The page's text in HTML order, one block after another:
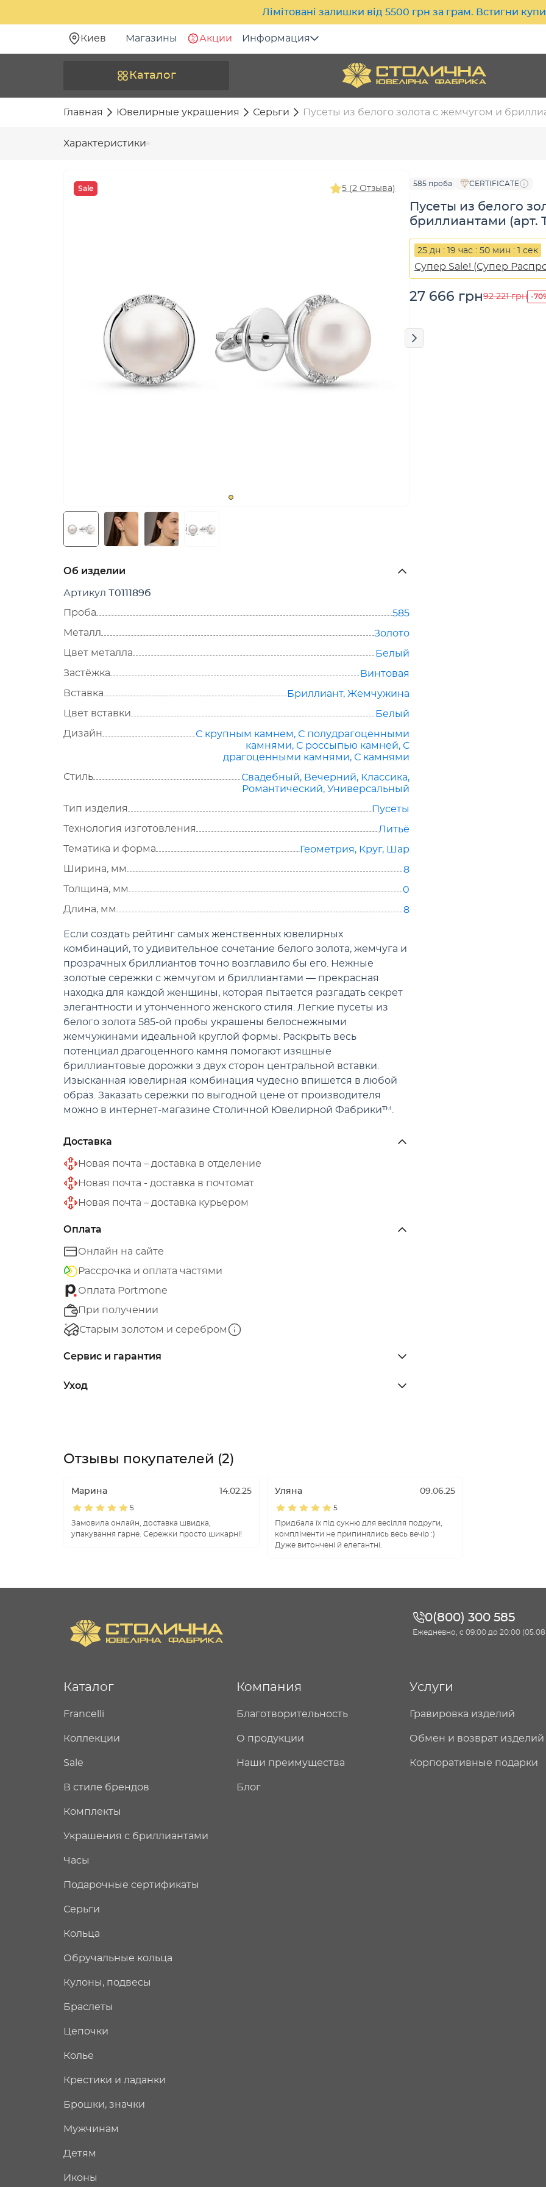
Лімітовані залишки від 5500 грн за грам. Встигни
Киев Магазины Акции Информация
Каталог
Главная Ювелирные украшения Серьги Пусеты из белого золота с жемчугом и
Характеристики
Sale 5 (2 Отзыва)
Об изделии
Артикул Т011189б
Проба
585
Металл
Золото
Цвет металла
Белый
Застёжка
Винтовая
Вставка
Бриллиант, Жемчужина
Цвет вставки
Белый
Дизайн
С крупным камнем, С полудрагоценными
камнями, С россыпью камней, С
драгоценными камнями, С камнями
Стиль
Свадебный, Вечерний, Классика,
Романтический, Универсальный
Тип изделия
Пусеты
Технология изготовления
Литьё
Тематика и форма
Геометрия, Круг,
Шар
Ширина, мм
8
Толщина, мм
0
Длина, мм
8
Если создать рейтинг самых женственных ювелирных
комбинаций, то удивительное сочетание белого золота, жемчуга и
прозрачных бриллиантов точно возглавило бы его. Нежные
золотые сережки с жемчугом и бриллиантами — прекрасная
находка для каждой женщины, которая пытается разгадать секрет
элегантности и утонченного женского стиля. Легкие пусеты из
белого золота 585-ой пробы украшены белоснежными
жемчужинами идеальной круглой формы. Раскрыть весь
потенциал драгоценного камня помогают изящные
бриллиантовые дорожки з двух сторон центральной вставки.
Изысканная ювелирная комбинация чудесно впишется в любой
образ. Заказать сережки по выгодной цене от производителя
можно в интернет-магазине Столичной Ювелирной Фабрики™.
Доставка
Новая почта – доставка в отделение
Новая почта - доставка в почтомат
Новая почта – доставка курьером
Оплата
Онлайн на сайте
Рассрочка и оплата частями
Оплата Portmone
При получении
Старым золотом и серебром
Сервис и гарантия
Уход
585 проба CERTIFICATE
Пусеты из белого
бриллиантами (арт.
25 дн : 19 час : 50 мин : 0 сек
Супер Sale! (Супер
27 666 грн92 221 грн -
Отзывы покупателей (2)
Марина 14.02.25
5
Замовила онлайн, доставка швидка,
упакування гарне. Сережки просто шикарні!
Уляна 09.06.25
5
Придбала їх під сукню для весілля подруги,
компліменти не припинялись весь вечір :)
Дуже витончені й елегантні.
0(800) 300 585
Ежедневно, с 09:00 до 20:00 (05.08
Каталог
Francelli
Коллекции
Sale
В стиле брендов
Комплекты
Украшения с бриллиантами
Часы
Подарочные сертификаты
Серьги
Кольца
Обручальные кольца
Кулоны, подвесы
Браслеты
Цепочки
Колье
Крестики и ладанки
Брошки, значки
Мужчинам
Детям
Иконы
Компания
Благотворительность
О продукции
Наши преимущества
Блог
Услуги
Гравировка изделий
Обмен и возврат изделий
Корпоративные подарки